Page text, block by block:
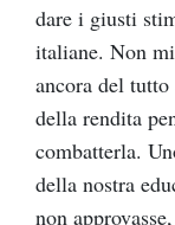
dare i giusti
italiane. Non mi
ancora del
della rendita
combatterla.
della nostra
non